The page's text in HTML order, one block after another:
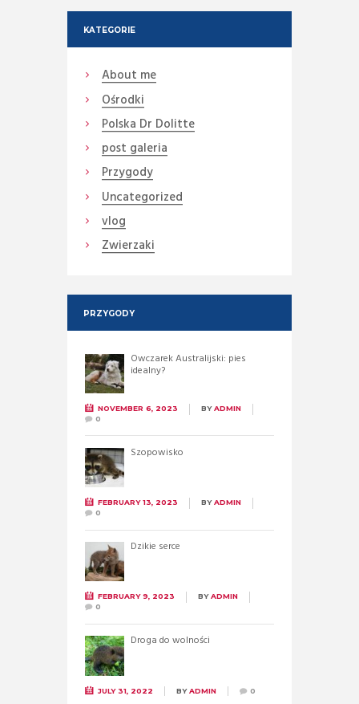
KATEGORIE
About me
Ośrodki
Polska Dr Dolitte
post galeria
Przygody
Uncategorized
vlog
Zwierzaki
PRZYGODY
Owczarek Australijski: pies
idealny?
NOVEMBER 6, 2023 BYADMIN
0
Szopowisko
FEBRUARY 13, 2023 BYADMIN
0
Dzikie serce
FEBRUARY 9, 2023 BYADMIN
0
Droga do wolności
JULY 31, 2022 BYADMIN 0